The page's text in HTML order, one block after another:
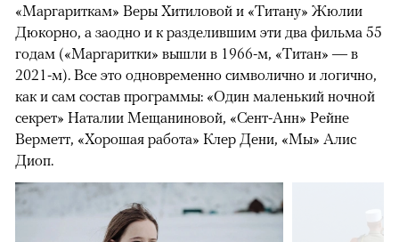
«Маргариткам» Веры Хитиловой и «Титану» Жюлии
Дюкорно, а заодно и к разделившим эти два фильма 55
годам («Маргаритки» вышли в 1966-м, «Титан» — в
2021-м). Все это одновременно символично и логично,
как и сам состав программы: «Один маленький ночной
секрет» Наталии Мещаниновой, «Сент-Анн» Рейне
Верметт, «Хорошая работа» Клер Дени, «Мы» Алис
Диоп.